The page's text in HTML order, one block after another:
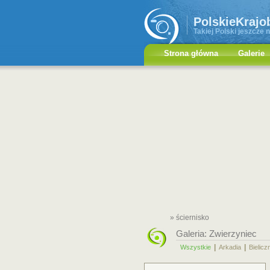
Takiej Polski jeszcze
Strona główna Galerie
» ściernisko
Galeria: Zwierzyniec
Wszystkie Arkadia